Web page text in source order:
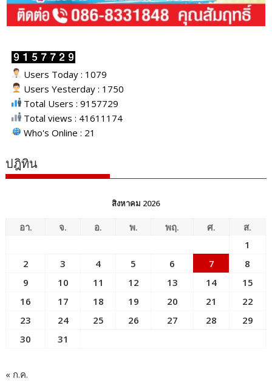
Users Today : 1079
Users Yesterday : 1750
Total Users : 9157729
Total views : 41611174
Who's Online : 21
ปฎิทิน
สิงหาคม 2026
อา. จ. อ. พ. พฤ. ศ.
ส.
1
2
3 4 5 6 7
8
9
10 11 12 13 14
15
16
17 18 19 20 21
22
23
24 25 26 27 28
29
30
31
« ก.ค.